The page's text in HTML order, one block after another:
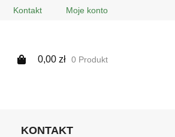
Kontakt Moje konto
0,00 zł 0 Produkt
KONTAKT